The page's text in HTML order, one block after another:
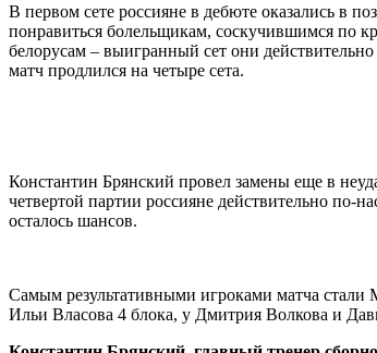
В первом сете россияне в дебюте оказались в
понравиться болельщикам, соскучившимся по
белорусам – выигранный сет они
матч продлился на четыре сета.
Константин Брянский провел замены еще в
четвертой партии россияне действительно по-
осталось шансов.
Самым результативными игроками матча стали
Ильи Власова 4 блока, у Дмитрия Волкова и